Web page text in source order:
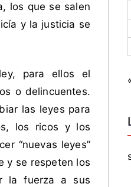
los que se salen
y la justicia se
para ellos el
o delincuentes.
las leyes para
los ricos y los
“nuevas leyes”
y se respeten los
la fuerza a sus